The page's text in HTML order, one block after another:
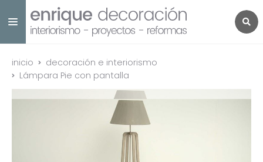
inicio
decoración e interiorismo
Lámpara Pie con pantalla